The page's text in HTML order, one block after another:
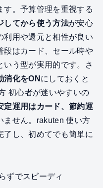
す。予算管理を重視する
してから使う方法が安心
利用や還元と相性が良い
段はカード、セール時や
う型が実用的です。さ
消化をON にしておくと
初心者が迷いやすいの
定運用はカード、節約運
ません。rakuten 使い方
了し、初めてでも簡単に
ずでスピーディ